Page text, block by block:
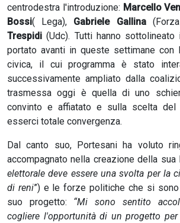
centrodestra l'introduzione: Marcello
Bossi( Lega), Gabriele Gallina
Trespidi (Udc). Tutti hanno
portato avanti in queste settimane con
civica, il cui programma è stato
successivamente ampliato dalla
trasmessa oggi è quella di uno
convinto e affiatato e sulla scelta del
esserci totale convergenza.
Dal canto suo, Portesani ha voluto
accompagnato nella creazione della sua
elettorale deve essere una svolta per la
di reni”) e le forze politiche che si
suo progetto: “Mi sono sentito
cogliere l'opportunità di un progetto